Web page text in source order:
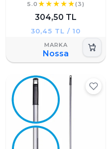
5.0 (3)
304,50 TL
30,45 TL / 10
Nossa